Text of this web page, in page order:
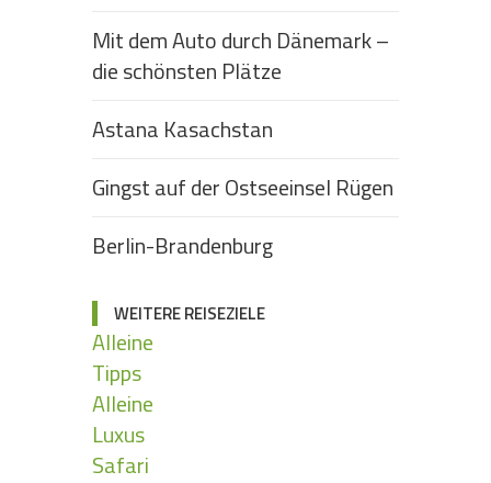
Mit dem Auto durch Dänemark –
die schönsten Plätze
Astana Kasachstan
Gingst auf der Ostseeinsel Rügen
Berlin-Brandenburg
WEITERE REISEZIELE
Alleine
Tipps
Alleine
Luxus
Safari